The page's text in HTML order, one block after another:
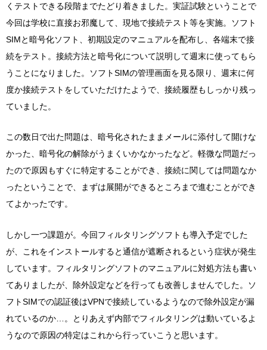
くテストできる段階までたどり着きました。実証試験ということで
今回は学校に直接お邪魔して、現地で接続テスト等を実施。ソフト
SIMと暗号化ソフト、初期設定のマニュアルを配布し、各端末で接
続をテスト。接続方法と暗号化について説明して週末に使ってもら
うことになりました。ソフトSIMの管理画面を見る限り、週末に何
度か接続テストをしていただけたようで、接続履歴もしっかり残っ
ていました。
この数日で出た問題は、暗号化されたままメールに添付して開けな
かった、暗号化の解除がうまくいかなかったなど。軽微な問題だっ
たので原因もすぐに特定することができ、接続に関しては問題なか
ったということで、まずは展開ができるところまで進むことができ
てよかったです。
しかし一つ課題が。今回フィルタリングソフトも導入予定でした
が、これをインストールすると通信が遮断されるという症状が発生
しています。フィルタリングソフトのマニュアルに対処方法も書い
てありましたが、除外設定などを行っても改善しませんでした。ソ
フトSIMでの認証後はVPNで接続しているようなので除外設定が漏
れているのか…。とりあえず内部でフィルタリングは動いているよ
うなので原因の特定はこれから行っていこうと思います。